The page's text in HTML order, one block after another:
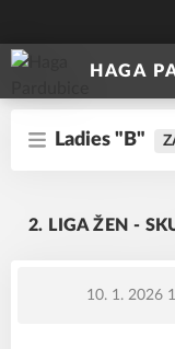
HAGA
Ladies "B"
2. LIGA ŽEN -
10. 1. 2026